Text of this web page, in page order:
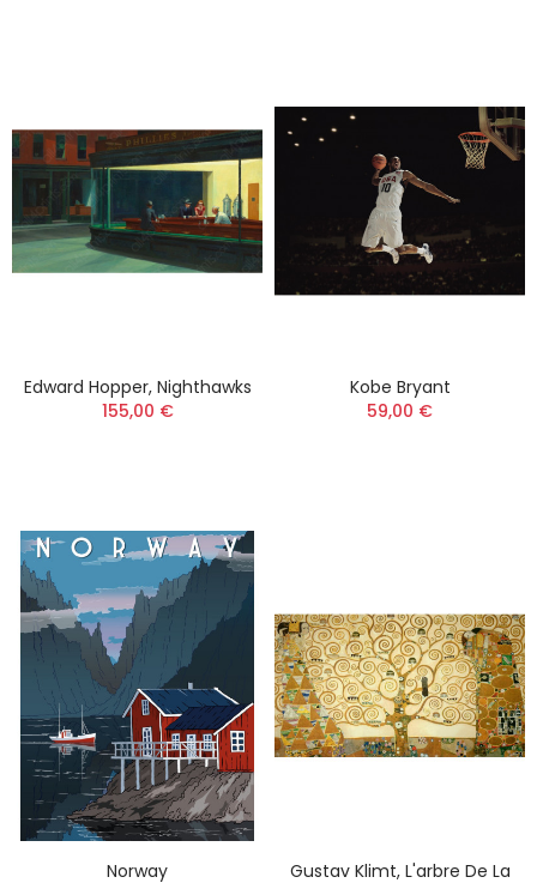
Edward Hopper, Nighthawks
155,00 €
Kobe Bryant
59,00 €
Norway
Gustav Klimt, L'arbre De La